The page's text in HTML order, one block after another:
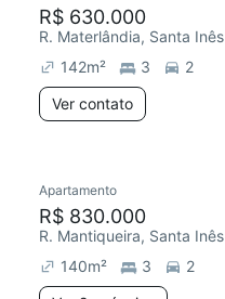
R$ 630.000
R. Materlândia, Santa Inês
142m² 3
2
Ver contato
Apartamento
R$ 830.000
R. Mantiqueira, Santa Inês
140m² 3
2